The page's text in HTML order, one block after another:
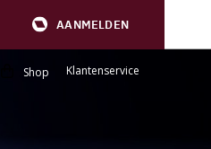
AANMELDEN
Shop Klantenservice